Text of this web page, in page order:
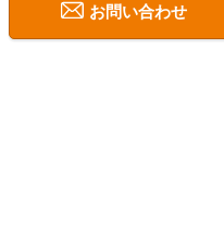
お問い合わせ